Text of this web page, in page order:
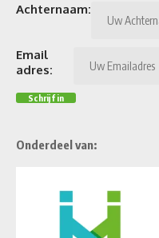
Achternaam:
Email
adres:
Onderdeel van: